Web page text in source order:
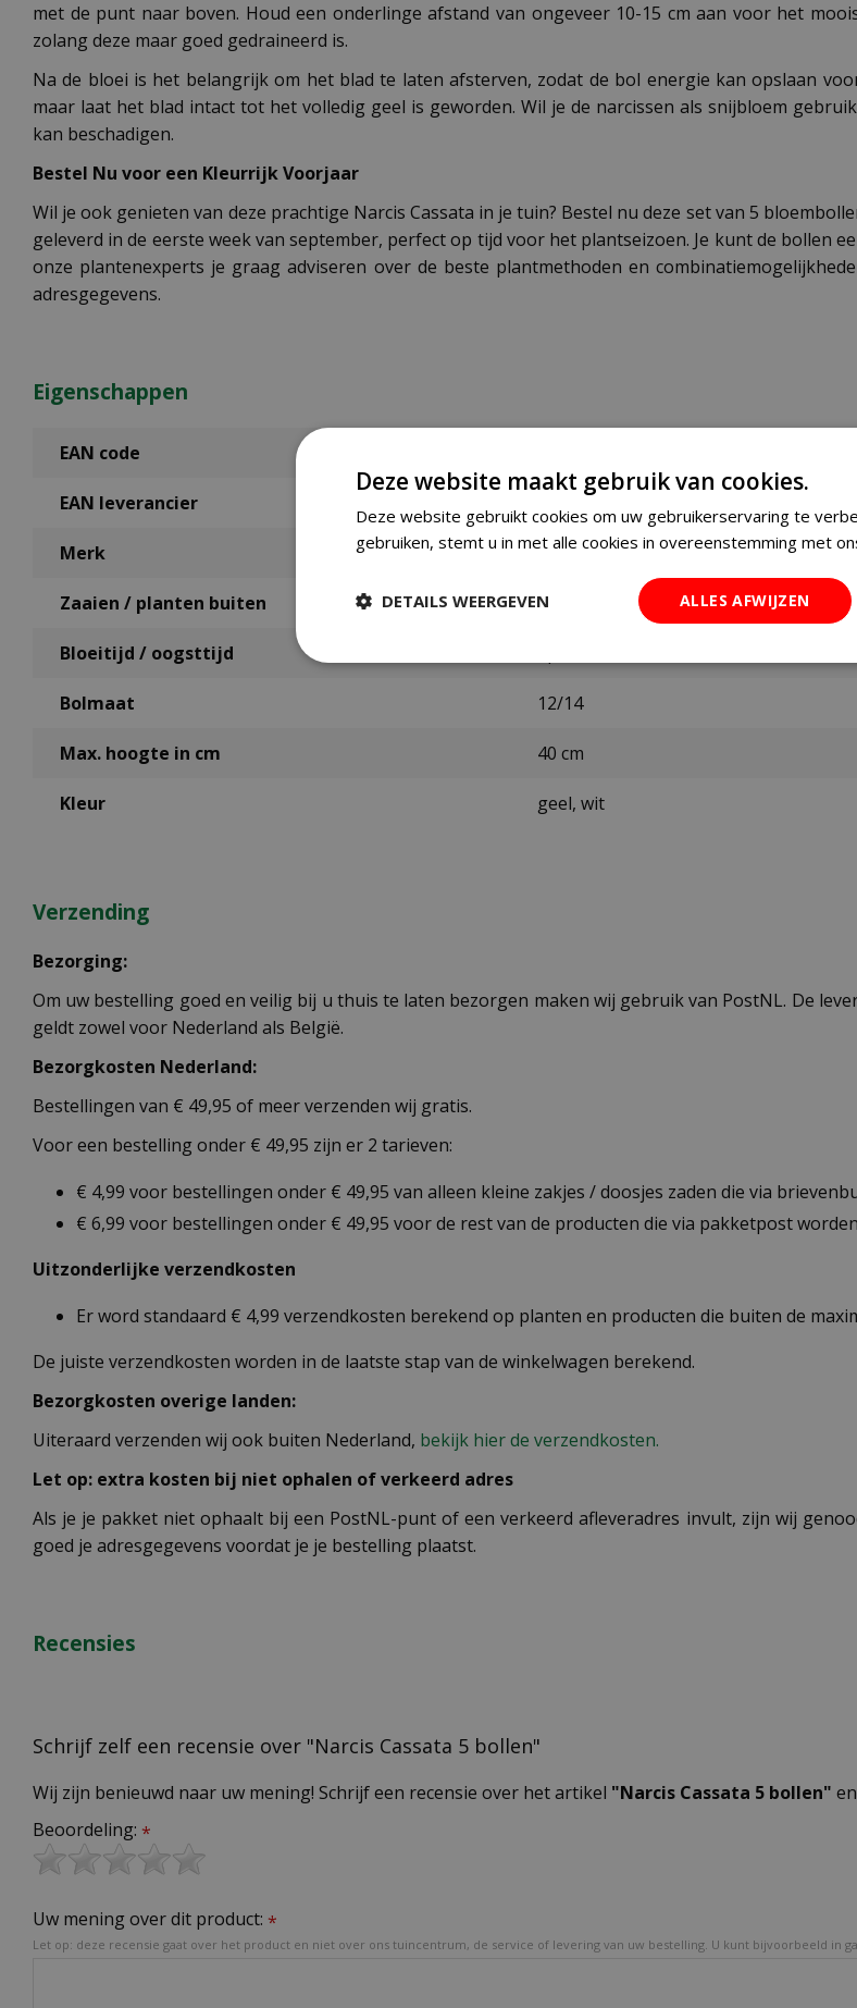
met de punt naar boven. Houd een onderlinge afstand van ongeveer 10-15 cm aan voor het
zolang deze maar goed gedraineerd is.
Na de bloei is het belangrijk om het blad te laten afsterven, zodat de bol energie kan opslaan
maar laat het blad intact tot het volledig geel is geworden. Wil je de narcissen als snijbloem
kan beschadigen.
Bestel Nu voor een Kleurrijk Voorjaar
Wil je ook genieten van deze prachtige Narcis Cassata in je tuin? Bestel nu deze set van 5
geleverd in de eerste week van september, perfect op tijd voor het plantseizoen. Je kunt de bollen
onze plantenexperts je graag adviseren over de beste plantmethoden en
adresgegevens.
Eigenschappen
EAN code
EAN leverancier 306230
Merk Jub
Zaaien / planten buiten september t/m december
Bloeitijd / oogsttijd
Bolmaat 12/14
Max. hoogte in cm 40 cm
Kleur geel, wit
Verzending
Bezorging:
Om uw bestelling goed en veilig bij u thuis te laten bezorgen maken wij gebruik van PostNL. De
geldt zowel voor Nederland als België.
Bezorgkosten Nederland:
Bestellingen van € 49,95 of meer verzenden wij gratis.
Voor een bestelling onder € 49,95 zijn er 2 tarieven:
€ 4,99 voor bestellingen onder € 49,95 van alleen kleine zakjes / doosjes zaden die via
€ 6,99 voor bestellingen onder € 49,95 voor de rest van de producten die via pakketpost
Uitzonderlijke verzendkosten
Er word standaard € 4,99 verzendkosten berekend op planten en producten die buiten de
De juiste verzendkosten worden in de laatste stap van de winkelwagen berekend.
Bezorgkosten overige landen:
Uiteraard verzenden wij ook buiten Nederland, bekijk hier de verzendkosten.
Let op: extra kosten bij niet ophalen of verkeerd adres
Als je je pakket niet ophaalt bij een PostNL-punt of een verkeerd afleveradres invult, zijn wij
goed je adresgegevens voordat je je bestelling plaatst.
Recensies
Schrijf zelf een recensie over "Narcis Cassata 5 bollen"
Wij zijn benieuwd naar uw mening! Schrijf een recensie over het artikel "Narcis Cassata 5 bollen"
Beoordeling: *
Uw mening over dit product: *
Let op: deze recensie gaat over het product en niet over ons tuincentrum, de service of levering van uw bestelling. U kunt bijvoorbeeld in
Deze website maakt gebruik van cookies.
Deze website gebruikt cookies om uw gebruikerservaring te
gebruiken, stemt u in met alle cookies in overeenstemming met
ALLES AFWIJZEN
DETAILS WEERGEVEN